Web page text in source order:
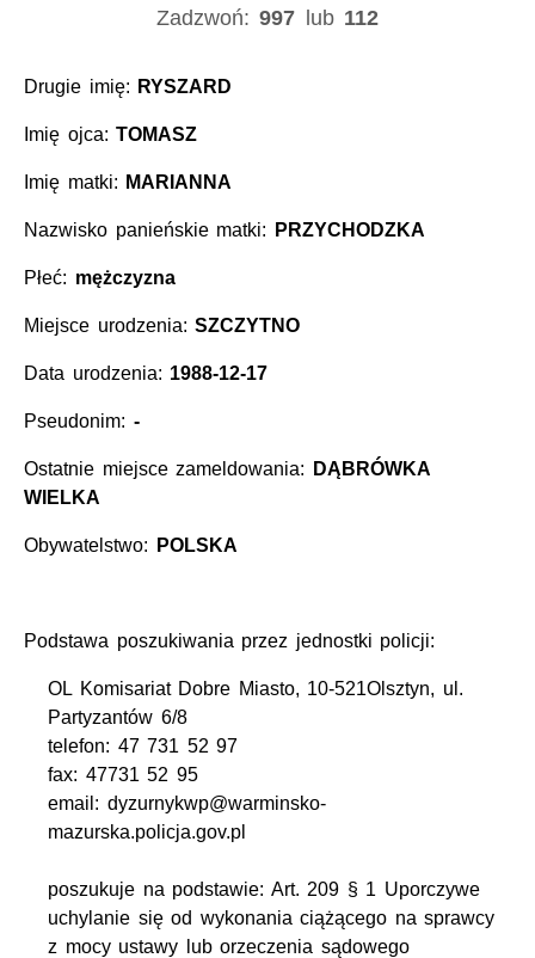
Zadzwoń:997 lub 112
Drugie imię: RYSZARD
Imię ojca:TOMASZ
Imię matki: MARIANNA
Nazwisko panieńskie matki: PRZYCHODZKA
Płeć: mężczyzna
Miejsce urodzenia:SZCZYTNO
Data urodzenia: 1988-12-17
Pseudonim: -
Ostatnie miejsce zameldowania:
DĄBRÓWKA
WIELKA
Obywatelstwo: POLSKA
Podstawa poszukiwania przez jednostki policji:
OL Komisariat Dobre Miasto, 10-521Olsztyn, ul.
Partyzantów 6/8
telefon: 47 731 52 97
fax: 47731 52 95
email: dyzurnykwp@warminsko-
mazurska.policja.gov.pl
poszukuje na podstawie: Art. 209 § 1 Uporczywe
uchylanie się od wykonania ciążącego na sprawcy
z mocy ustawy lub orzeczenia sądowego